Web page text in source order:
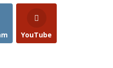
YouTube